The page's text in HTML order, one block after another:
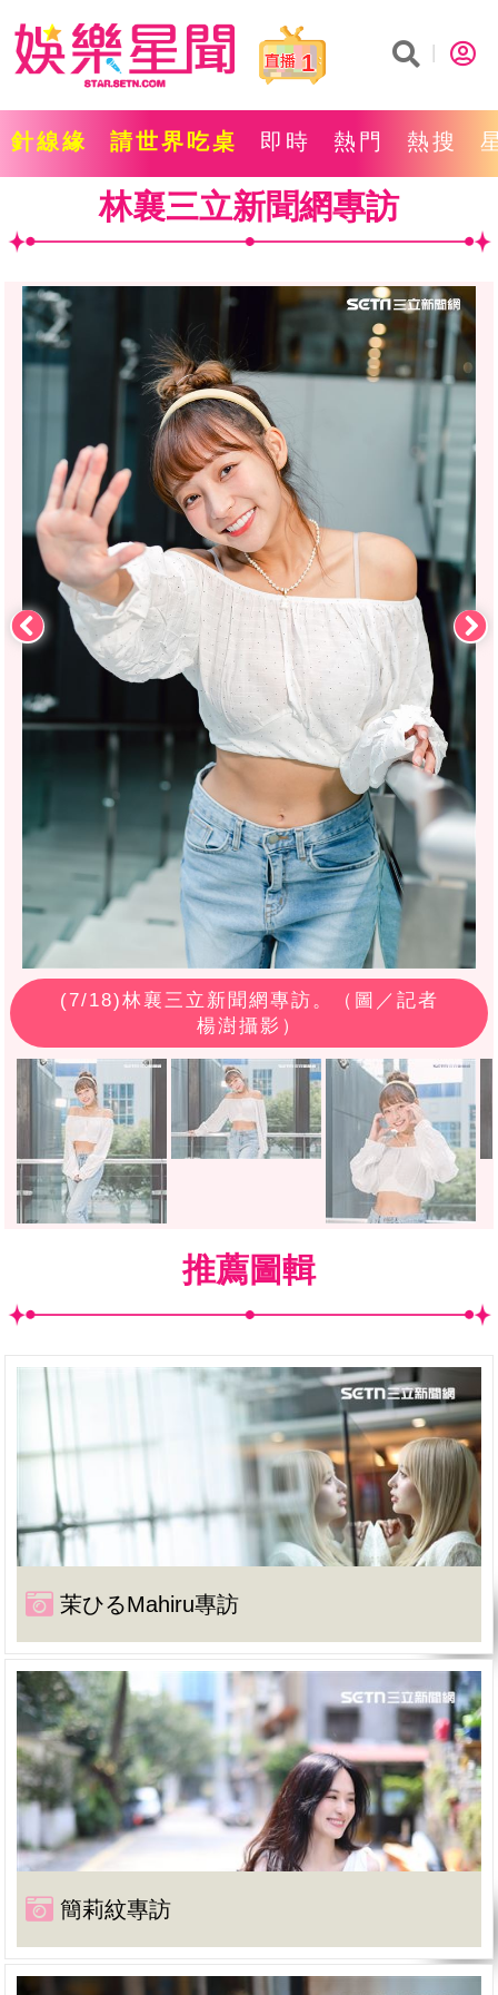
1
針線緣 請世界吃桌 即時 熱門 熱搜
林襄三立新聞網專訪
(7/18)林襄三立新聞網專訪。（圖／記者
楊澍攝影）
推薦圖輯
茉ひるMahiru專訪
簡莉紋專訪